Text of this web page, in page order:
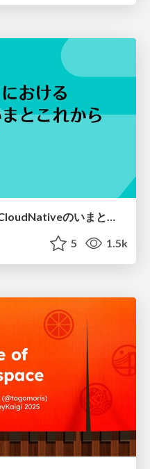
さくらのクラウドにおけるCloudNativeのいまとこれから
5 1.5k